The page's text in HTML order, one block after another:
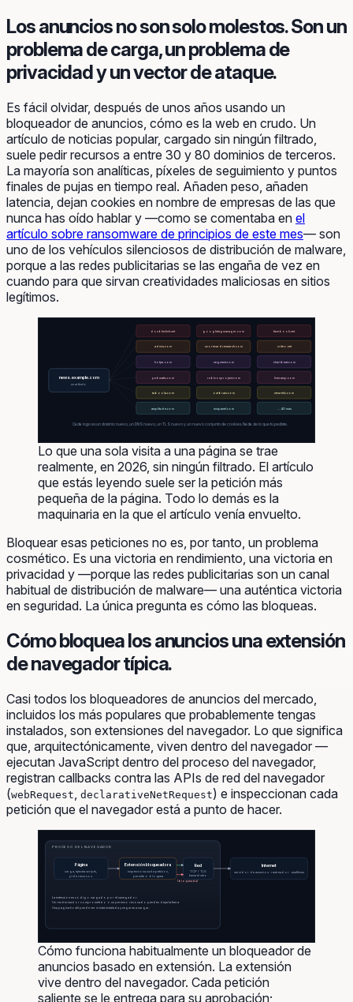
Los anuncios no son solo molestos. Son un
problema de carga, un problema de
privacidad y un vector de ataque.
Es fácil olvidar, después de unos años usando un
bloqueador de anuncios, cómo es la web en crudo. Un
artículo de noticias popular, cargado sin ningún filtrado,
suele pedir recursos a entre 30 y 80 dominios de terceros.
La mayoría son analíticas, píxeles de seguimiento y puntos
finales de pujas en tiempo real. Añaden peso, añaden
latencia, dejan cookies en nombre de empresas de las que
nunca has oído hablar y —como se comentaba en el
artículo sobre ransomware de principios de este mes— son
uno de los vehículos silenciosos de distribución de malware,
porque a las redes publicitarias se las engaña de vez en
cuando para que sirvan creatividades maliciosas en sitios
legítimos.
news.example.com
un artículo
doubleclick.net googletagmanager.com facebook.net
adnxs.com scorecardresearch.com criteo.net
hotjar.com segment.com chartbeat.com
pubmatic.com rubiconproject.com liveramp.com
taboola.com outbrain.com newrelic.com
amplitude.com mixpanel.com … 40 más
Cada logo es un dominio nuevo, un DNS nuevo, un TLS nuevo y un nuevo conjunto de cookies. Nada de lo que tú pediste.
Lo que una sola visita a una página se trae
realmente, en 2026, sin ningún filtrado. El artículo
que estás leyendo suele ser la petición más
pequeña de la página. Todo lo demás es la
maquinaria en la que el artículo venía envuelto.
Bloquear esas peticiones no es, por tanto, un problema
cosmético. Es una victoria en rendimiento, una victoria en
privacidad y —porque las redes publicitarias son un canal
habitual de distribución de malware— una auténtica victoria
en seguridad. La única pregunta es cómo las bloqueas.
Cómo bloquea los anuncios una extensión
de navegador típica.
Casi todos los bloqueadores de anuncios del mercado,
incluidos los más populares que probablemente tengas
instalados, son extensiones del navegador. Lo que significa
que, arquitectónicamente, viven dentro del navegador —
ejecutan JavaScript dentro del proceso del navegador,
registran callbacks contra las APIs de red del navegador
(webRequest, declarativeNetRequest) e inspeccionan cada
petición que el navegador está a punto de hacer.
PROCESO DEL NAVEGADOR
Página
carga, ejecuta scripts,
pide recursos
Extensión bloqueadora
inspecciona cada petición,
permite o bloquea
Red
TCP / TLS
hacia el sitio
(bloqueada)
La extensión es código cargado por el navegador.
Un renderizador comprometido o un permiso revocado pueden dejarla fuera.
Una página hostil puede ver si está instalada y negarse a cargar.
Internet
servidor de anuncios · rastreador · analíticas
Cómo funciona habitualmente un bloqueador de
anuncios basado en extensión. La extensión
vive dentro del navegador. Cada petición
saliente se le entrega para su aprobación;